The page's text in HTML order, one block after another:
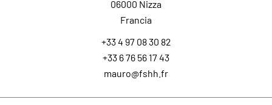
06000 Nizza
Francia
+33 4 97 08 30 82
+33 6 76 56 17 43
mauro@fshh.fr